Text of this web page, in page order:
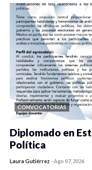
CONVOCATORIAS
Diplomado en
Política
Laura Gutiérrez -Ago 07, 2026